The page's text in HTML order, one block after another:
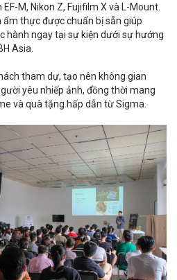
EF-M, Nikon Z, Fujifilm X và L-Mount.
thực được chuẩn bị sẵn giúp
hành ngay tại sự kiện dưới sự hướng
Asia.
tham dự, tạo nên không gian
yêu nhiếp ảnh, đồng thời mang
và quà tặng hấp dẫn từ Sigma.